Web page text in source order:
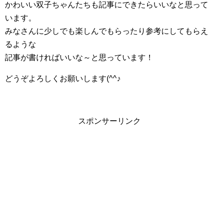
かわいい双子ちゃんたちも記事にできたらいいなと思って
います。
みなさんに少しでも楽しんでもらったり参考にしてもらえ
るような
記事が書ければいいな～と思っています！
どうぞよろしくお願いします(^^♪
スポンサーリンク